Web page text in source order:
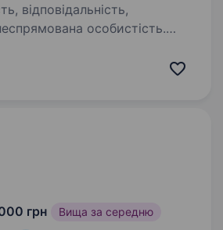
грн Вища за середню